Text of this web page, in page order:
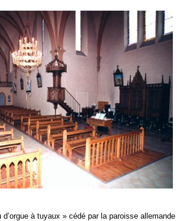
à tuyaux » cédé par la paroisse allemande